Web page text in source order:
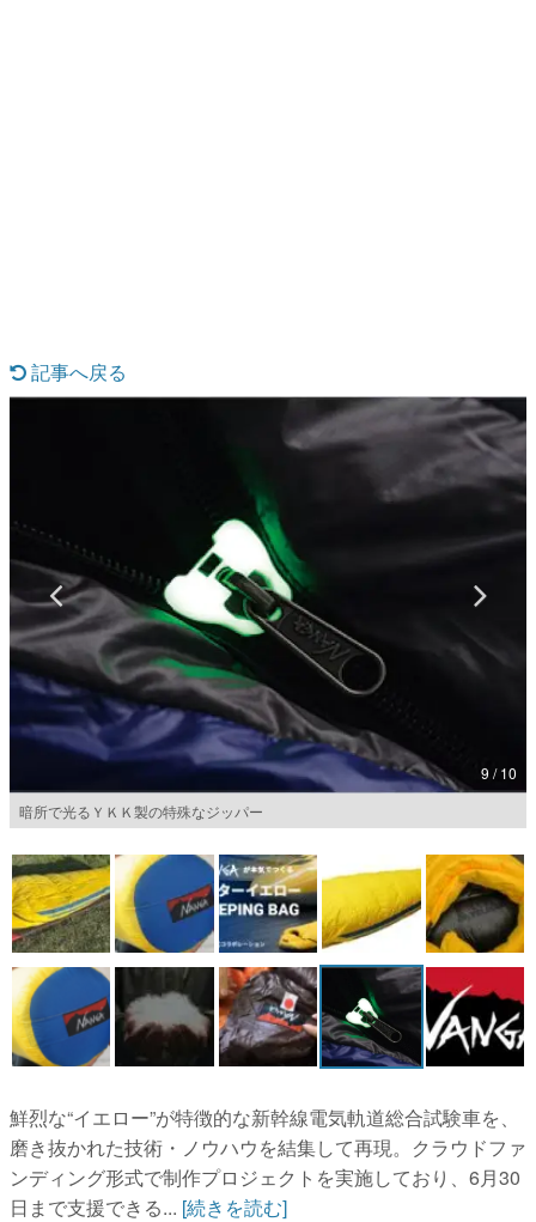
カテゴリ
アプリレビュー
その他
電ファミニコゲーマーとは？
運営：株式会社マレ
記事へ戻る
9 / 10
暗所で光るＹＫＫ製の特殊なジッパー
鮮烈な“イエロー”が特徴的な新幹線電気軌道総合試験車を、
磨き抜かれた技術・ノウハウを結集して再現。クラウドファ
ンディング形式で制作プロジェクトを実施しており、6月30
日まで支援できる... [続きを読む]